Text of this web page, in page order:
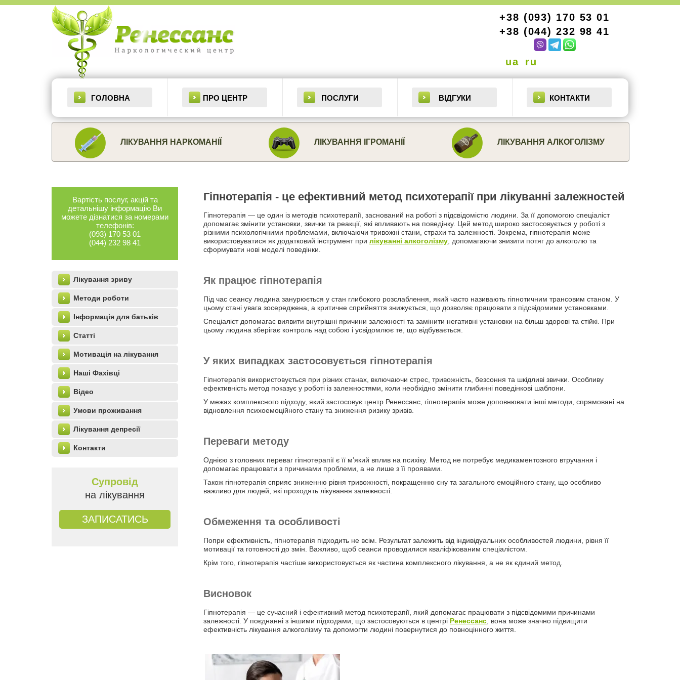
+38 (093) 170 53 01
+38 (044) 232 98 41
ua
ru
Основная
навигация
ГОЛОВНА ПРО ЦЕНТР ПОСЛУГИ ВІДГУКИ КОНТАКТИ
ЛІКУВАННЯ НАРКОМАНІЇ ЛІКУВАННЯ ІГРОМАНІЇ ЛІКУВАННЯ АЛКОГОЛІЗМУ
Вартість послуг, акцій та
детальнішу інформацію Ви
можете дізнатися за номерами
телефонів:
(093) 170 53 01
(044) 232 98 41
left_menu
Лікування зриву
Методи роботи
Інформація для батьків
Статті
Мотивація на лікування
Наші Фахівці
Відео
Умови проживання
Лікування депресії
Контакти
Супровід
на лікування
ЗАПИСАТИСЬ
Гіпнотерапія - це ефективний метод психотерапії при лікуванні залежностей
Гіпнотерапія — це один із методів психотерапії, заснований на роботі з підсвідомістю людини. За її допомогою спеціаліст
допомагає змінити установки, звички та реакції, які впливають на поведінку. Цей метод широко застосовується у роботі з
різними психологічними проблемами, включаючи тривожні стани, страхи та залежності. Зокрема, гіпнотерапія може
використовуватися як додатковий інструмент при лікуванні алкоголізму , допомагаючи знизити потяг до алкоголю та
сформувати нові моделі поведінки.
Як працює гіпнотерапія
Під час сеансу людина занурюється у стан глибокого розслаблення, який часто називають гіпнотичним трансовим станом. У
цьому стані увага зосереджена, а критичне сприйняття знижується, що дозволяє працювати з підсвідомими установками.
Спеціаліст допомагає виявити внутрішні причини залежності та замінити негативні установки на більш здорові та стійкі. При
цьому людина зберігає контроль над собою і усвідомлює те, що відбувається.
У яких випадках застосовується гіпнотерапія
Гіпнотерапія використовується при різних станах, включаючи стрес, тривожність, безсоння та шкідливі звички. Особливу
ефективність метод показує у роботі із залежностями, коли необхідно змінити глибинні поведінкові шаблони.
У межах комплексного підходу, який застосовує центр Ренессанс, гіпнотерапія може доповнювати інші методи, спрямовані на
відновлення психоемоційного стану та зниження ризику зривів.
Переваги методу
Однією з головних переваг гіпнотерапії є її м’який вплив на психіку. Метод не потребує медикаментозного втручання і
допомагає працювати з причинами проблеми, а не лише з її проявами.
Також гіпнотерапія сприяє зниженню рівня тривожності, покращенню сну та загального емоційного стану, що особливо
важливо для людей, які проходять лікування залежності.
Обмеження та особливості
Попри ефективність, гіпнотерапія підходить не всім. Результат залежить від індивідуальних особливостей людини, рівня її
мотивації та готовності до змін. Важливо, щоб сеанси проводилися кваліфікованим спеціалістом.
Крім того, гіпнотерапія частіше використовується як частина комплексного лікування, а не як єдиний метод.
Висновок
Гіпнотерапія — це сучасний і ефективний метод психотерапії, який допомагає працювати з підсвідомими причинами
залежності. У поєднанні з іншими підходами, що застосовуються в центрі Ренессанс , вона може значно підвищити
ефективність лікування алкоголізму та допомогти людині повернутися до повноцінного життя.